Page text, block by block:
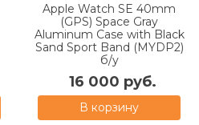
Apple Watch SE 40mm
(GPS) Space Gray
Aluminum Case with Black
Sand Sport Band (MYDP2)
б/у
16 000 руб.
В корзину